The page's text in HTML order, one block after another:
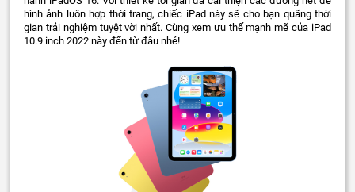
hình ảnh luôn hợp thời trang, chiếc iPad này sẽ cho bạn quãng thời
gian trải nghiệm tuyệt vời nhất. Cùng xem ưu thế mạnh mẽ của iPad
10.9 inch 2022 này đến từ đâu nhé!